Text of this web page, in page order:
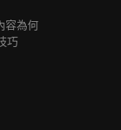
容為何
巧